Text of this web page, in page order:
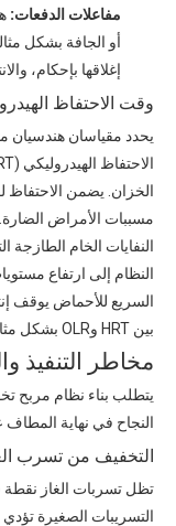
مفاعلات الدفعات:
أو الجافة بشكل
إغلاقها بإحكام،
وقت الاحتفاظ
يحدد مقياسان هندسيان
الخزان. يضمن الاحتفاظ
النفايات الخام الطازجة
النظام إلى ارتفاع
السريع للأحماض يوقف
بين HRT وOLR بشكل مثالي.
مخاطر التنفيذ
يتطلب بناء نظام مربح
النجاح في نهاية المطاف
التخفيف من تسرب
تظل تسربات الغاز نقطة
التسريبات الصغيرة